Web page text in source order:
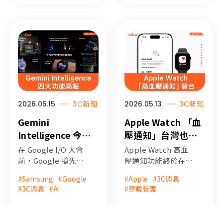
Apple Watch
Series 12 的最新消
息！
2026.05.15 3C新知
Gemini
Intelligence 今夏
登場！搶先了解四
大亮點功能
在 Google I/O 大會
前，Google 搶先發
Intelligence，將
Android 從作業系統
#Samsung #Google
#3C消息 #AI
2026.05.13 3C新知
Apple Watch 「血
壓通知」台灣也能
用了！只有這些機
款有支援
Apple Watch 高血
壓通知功能終於在台
搭配 iOS 26 系統的
iPhone 使用，能夠
#Apple #3C消息
#穿戴裝置